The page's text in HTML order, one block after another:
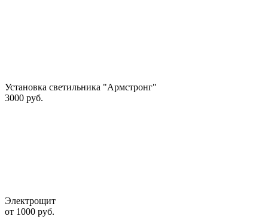
Установка светильника "Армстронг"
3000 руб.
Электрощит
от 1000 руб.